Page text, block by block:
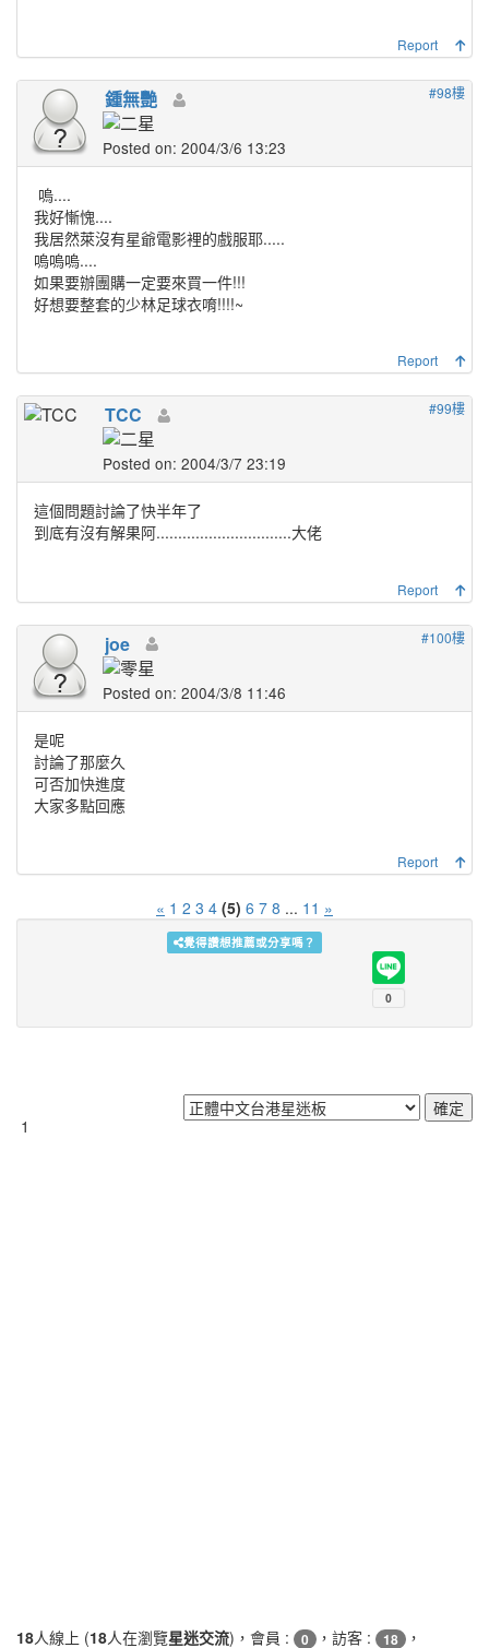
Report
#98樓
鍾無艷
Posted on: 2004/3/6 13:23
嗚....
我好慚愧....
我居然萊沒有星爺電影裡的戲服耶.....
嗚嗚嗚....
如果要辦團購一定要來買一件!!!
好想要整套的少林足球衣唷!!!!~
Report
#99樓
TCC
Posted on: 2004/3/7 23:19
這個問題討論了快半年了
到底有沒有解果阿...............................大佬
Report
#100樓
joe
Posted on: 2004/3/8 11:46
是呢
討論了那麼久
可否加快進度
大家多點回應
Report
« 1 2 3 4 (5) 6 7 8 ... 11 »
覺得讚想推薦或分享嗎？
1
18人線上 (18人在瀏覽星迷交流)，會員 : 0 ，訪客 : 18 ，